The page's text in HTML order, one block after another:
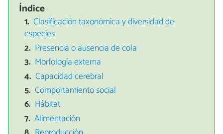
Índice
Clasificación taxonómica y diversidad de
especies
Presencia o ausencia de cola
Morfología externa
Capacidad cerebral
Comportamiento social
Hábitat
Alimentación